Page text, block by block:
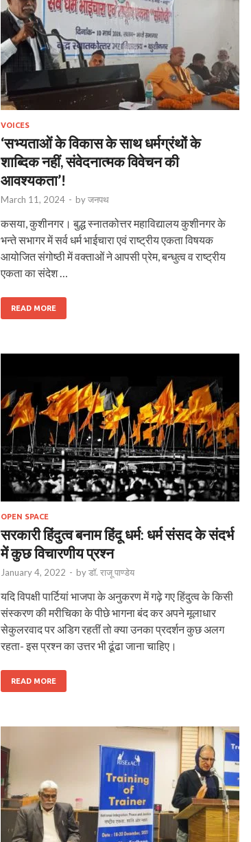
VOICES
‘सभ्यताओं के विकास के साथ धर्मग्रंथों के
शाब्दिक नहीं, संवेदनात्मक विवेचन की
आवश्यकता’!
March 11, 2024 - byजनपथ
कसया, कुशीनगर। बुद्ध स्नातकोत्तर महाविद्यालय कुशीनगर के
भन्ते सभागर में सर्व धर्म भाईचारा एवं राष्ट्रीय एकता विषयक
आयोजित संगोष्ठी में वक्ताओं ने आपसी प्रेम, बन्धुत्व व राष्ट्रीय
एकता का संदेश …
READ MORE
OPEN SPACE
सरकारी हिंदुत्व बनाम हिंदू धर्म: धर्म संसद के संदर्भ
में कुछ विचारणीय प्रश्न
January 4, 2022 - byडॉ. राजू पाण्डेय
यदि विपक्षी पार्टियां भाजपा के अनुकरण में गढ़े गए हिंदुत्व के किसी
संस्करण की मरीचिका के पीछे भागना बंद कर अपने मूलाधार
सेकुलरवाद पर अडिग रहतीं तो क्या उनका प्रदर्शन कुछ अलग
रहता- इस प्रश्न का उत्तर भी ढूंढा जाना चाहिए।
READ MORE